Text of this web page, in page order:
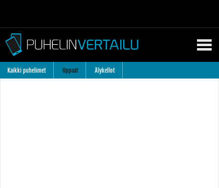
Kaikki puhelimet Oppaat Älykellot